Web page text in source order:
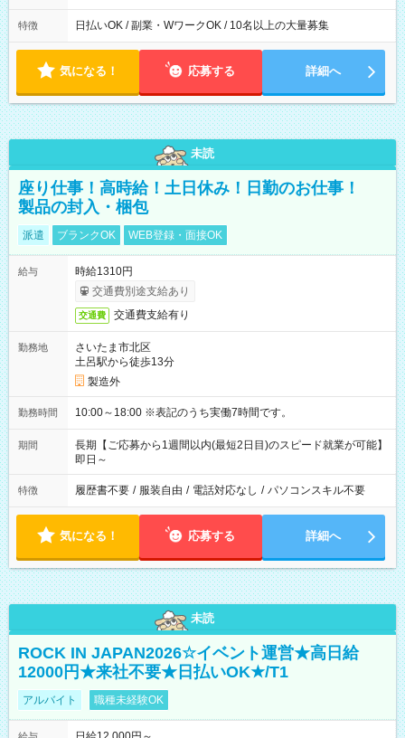
特徴 日払いOK / 副業・WワークOK / 10名以上の大量募集
気になる！ 応募する 詳細へ
未読
座り仕事！高時給！土日休み！日勤のお仕事！
製品の封入・梱包
派遣 ブランクOK WEB登録・面接OK
給与
時給1310円
交通費別途支給あり
交通費 交通費支給有り
勤務地
さいたま市北区
土呂駅から徒歩13分
製造外
勤務時間 10:00～18:00 ※表記のうち実働7時間です。
期間
長期【ご応募から1週間以内(最短2日目)のスピード就業が可能】
即日～
特徴 履歴書不要 / 服装自由 / 電話対応なし / パソコンスキル不要
気になる！ 応募する 詳細へ
未読
ROCK IN JAPAN2026☆イベント運営★高日給
12000円★来社不要★日払いOK★/T1
アルバイト 職種未経験OK